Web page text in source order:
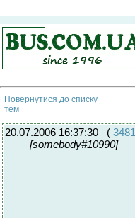
Повернутися до списку
тем
20.07.2006 16:37:30 ( 3481
[somebody#10990]